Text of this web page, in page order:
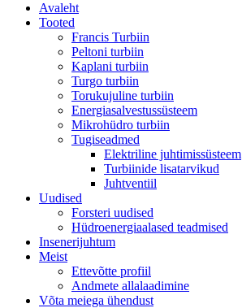
Avaleht
Tooted
Francis Turbiin
Peltoni turbiin
Kaplani turbiin
Turgo turbiin
Torukujuline turbiin
Energiasalvestussüsteem
Mikrohüdro turbiin
Tugiseadmed
Elektriline juhtimissüsteem
Turbiinide lisatarvikud
Juhtventiil
Uudised
Forsteri uudised
Hüdroenergiaalased teadmised
Insenerijuhtum
Meist
Ettevõtte profiil
Andmete allalaadimine
Võta meiega ühendust